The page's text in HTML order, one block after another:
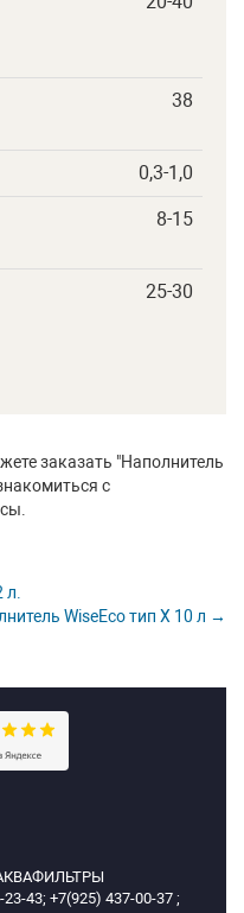
38
0,3-1,0
8-15
25-30
заказать "Наполнитель
с
WiseEco тип X 10 л →
43; +7(925) 437-00-37 ;